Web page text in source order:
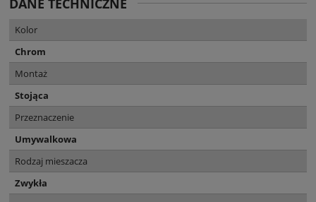
DANE TECHNICZNE
Kolor
Chrom
Montaż
Stojąca
Przeznaczenie
Umywalkowa
Rodzaj mieszacza
Zwykła